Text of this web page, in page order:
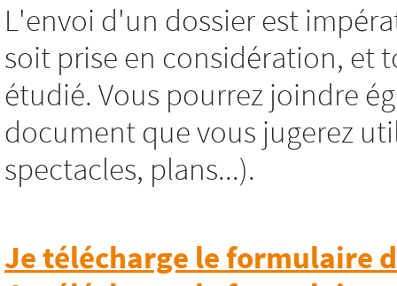
L'envoi d'un dossier est
soit prise en considération, et
étudié. Vous pourrez joindre
document que vous jugerez
spectacles, plans...).
Je télécharge le formulaire